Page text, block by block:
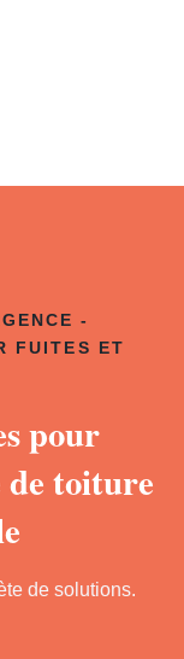
-
FUITES ET
pour
de toiture
de solutions.